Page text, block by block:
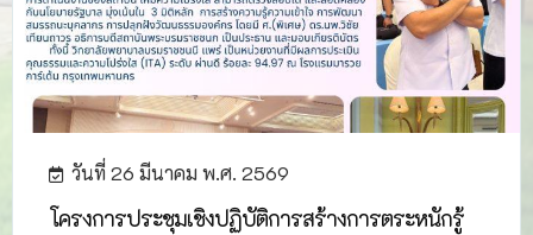
วันที่ 26 มีนาคม พ.ศ. 2569
โครงการประชุมเชิงปฏิบัติการสร้างการตระหนักรู้